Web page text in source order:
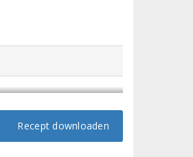
Recept downloaden